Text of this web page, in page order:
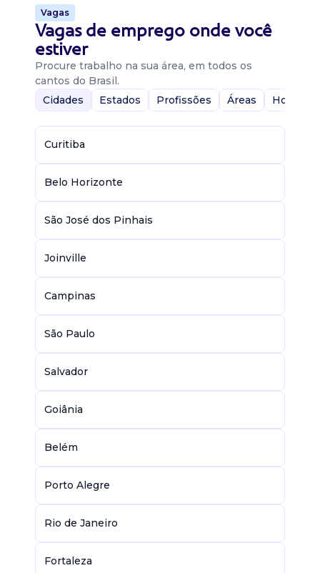
Vagas
Vagas de emprego onde você
estiver
Procure trabalho na sua área, em todos os
cantos do Brasil.
Cidades
Estados Profissões Áreas Home-
Curitiba
Belo Horizonte
São José dos Pinhais
Joinville
Campinas
São Paulo
Salvador
Goiânia
Belém
Porto Alegre
Rio de Janeiro
Fortaleza